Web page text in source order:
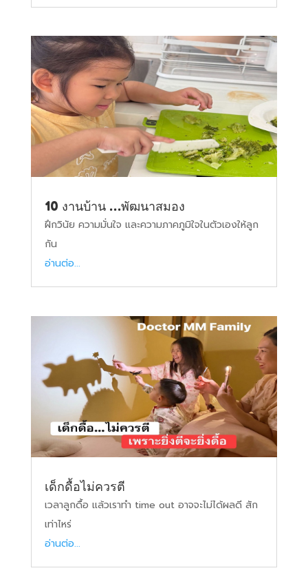
10 งานบ้าน …พัฒนาสมอง
ฝึกวินัย ความมั่นใจ และความภาคภูมิใจในตัวเองให้ลูก
กัน
อ่านต่อ...
เด็กดื้อไม่ควรตี
เวลาลูกดื้อ แล้วเราทำ time out อาจจะไม่ได้ผลดี สัก
เท่าไหร่
อ่านต่อ...